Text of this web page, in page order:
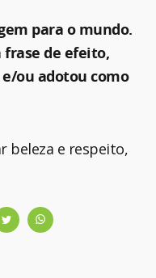
para o mundo.
frase de efeito,
ou adotou como
beleza e respeito,